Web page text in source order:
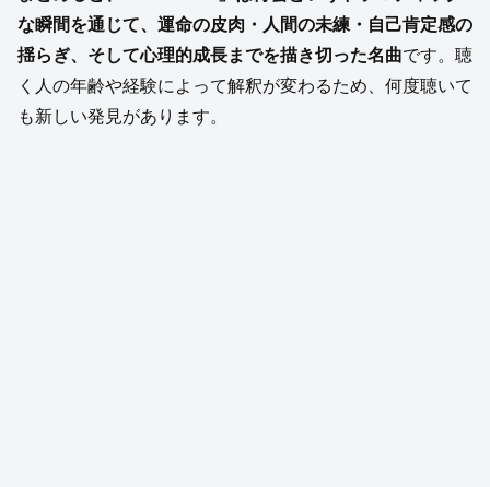
な瞬間を通じて、運命の皮肉・人間の未練・自己肯定感の
揺らぎ、そして心理的成長までを描き切った名曲です。聴
く人の年齢や経験によって解釈が変わるため、何度聴いて
も新しい発見があります。